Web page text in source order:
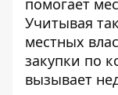
помогает
Учитывая
местных
закупки по
вызывает